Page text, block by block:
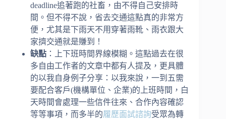
deadline追著跑的社畜，由不得自己安排時
間。但不得不說，省去交通這點真的非常方
便，尤其是下雨天不用穿著雨靴、雨衣跟大
家擠交通就是賺到！
缺點 ：上下班時間界線模糊。這點過去在很
多自由工作者的文章中都有人提及，更具體
的以我自身例子分享：以我來說，一到五需
要配合客戶(機構單位、企業)的上班時間，白
天時間會處理一些信件往來、合作內容確認
等等事項，而多半的履歷面試諮詢受眾為轉